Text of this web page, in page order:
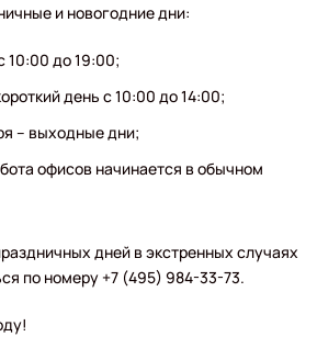
и новогодние дни:
10:00 до 19:00;
день с 10:00 до 14:00;
– выходные дни;
офисов начинается в обычном
дней в экстренных случаях
по номеру +7 (495) 984-33-73.